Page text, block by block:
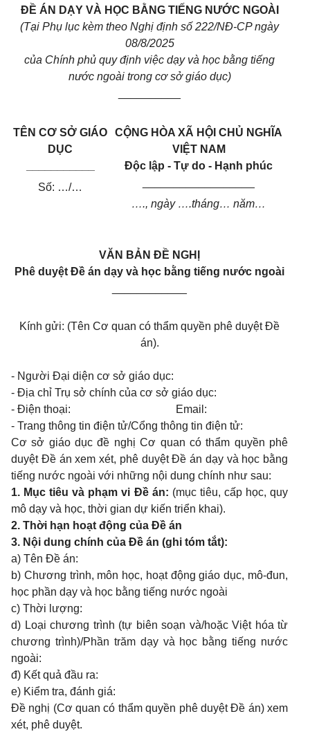
ĐỀ ÁN DẠY VÀ HỌC BẰNG TIẾNG NƯỚC NGOÀI
(Tại Phụ lục kèm theo Nghị định số 222/NĐ-CP ngày
08/8/2025
của Chính phủ quy định việc dạy và học bằng tiếng
nước ngoài trong cơ sở giáo dục)
TÊN CƠ SỞ GIÁO
DỤC
Số: …/…
CỘNG HÒA XÃ HỘI CHỦ NGHĨA
VIỆT NAM
Độc lập - Tự do - Hạnh phúc
…., ngày ….tháng… năm…
VĂN BẢN ĐỀ NGHỊ
Phê duyệt Đề án dạy và học bằng tiếng nước ngoài
Kính gửi: (Tên Cơ quan có thẩm quyền phê duyệtĐề
án).
- Người Đại diện cơ sở giáo dục:
- Địa chỉ Trụ sở chính của cơ sở giáo dục:
- Điện thoại: Email:
- Trang thông tin điện tử/Cổng thông tin điện tử:
Cơ sở giáo dục đề nghịCơ quan có thẩm quyền phê
duyệtĐề án xem xét, phê duyệt Đề án dạy và học bằng
tiếng nước ngoài với những nội dung chính như sau:
1. Mục tiêu và phạm vi Đề án: (mục tiêu, cấp học, quy
mô dạy và học, thời gian dự kiến triển khai).
2. Thời hạn hoạt động của Đề án
3. Nội dung chính của Đề án (ghi tóm tắt):
a) Tên Đề án:
b) Chương trình, môn học, hoạt động giáo dục, mô-đun,
học phần dạy và học bằng tiếng nước ngoài
c) Thời lượng:
d) Loại chương trình (tự biên soạn và/hoặc Việt hóa từ
chương trình)/Phần trăm dạy và học bằng tiếng nước
ngoài:
đ) Kết quả đầu ra:
e) Kiểm tra, đánh giá:
Đề nghị (Cơ quan có thẩm quyền phê duyệtĐề án) xem
xét, phê duyệt.